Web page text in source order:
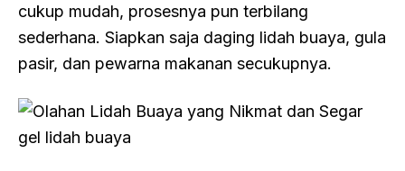
cukup mudah, prosesnya pun terbilang
sederhana. Siapkan saja daging lidah buaya, gula
pasir, dan pewarna makanan secukupnya.